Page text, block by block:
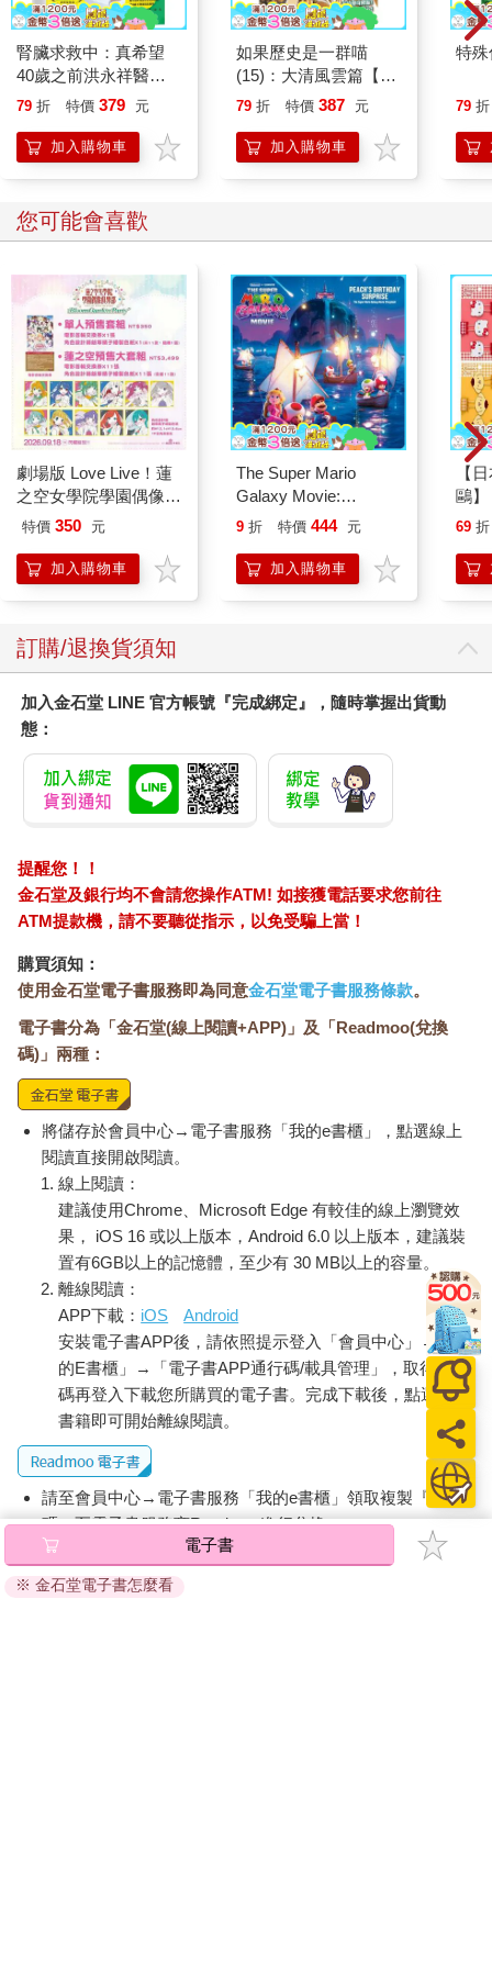
腎臟求救中：真希望
40歲之前洪永祥醫師
就告訴我這些事
79 折 特價 379 元
加入購物車
如果歷史是一群喵
(15)：大清風雲篇【萌
貓漫畫學歷史】
79 折 特價 387 元
加入購物車
特
79 折
您可能會喜歡
劇場版 Love Live！蓮
之空女學院學園偶像俱
樂部 Bloom Garden
特價 350 元
加入購物車
The Super Mario
Galaxy Movie:
Peach`s Birthday
Mario Galaxy Movie
Storybook
9 折 特價 444 元
加入購物車
【
鷗
(8款
企鵝
69 折
訂購/退換貨須知
加入金石堂 LINE 官方帳號『完成綁定』，隨時掌握出貨動
態：
提醒您！！
金石堂及銀行均不會請您操作ATM! 如接獲電話要求您前往
ATM提款機，請不要聽從指示，以免受騙上當！
購買須知：
使用金石堂電子書服務即為同意金石堂電子書服務條款。
電子書分為「金石堂(線上閱讀+APP)」及「Readmoo(兌換
碼)」兩種：
將儲存於會員中心→電子書服務「我的e書櫃」，點選線上
閱讀直接開啟閱讀。
線上閱讀：
建議使用Chrome、Microsoft Edge 有較佳的線上瀏覽效
果， iOS 16 或以上版本，Android 6.0 以上版本，建議裝
置有6GB以上的記憶體，至少有 30 MB以上的容量。
離線閱讀：
APP下載： iOS
Android
安裝電子書APP後，請依照提示登入「會員中心」→「我
的E書櫃」→「電子書APP通行碼/載具管理」，取得通行
碼再登入下載您所購買的電子書。完成下載後，點選任一
書籍即可開始離線閱讀。
請至會員中心→電子書服務「我的e書櫃」領取複製『兌換
碼』至電子書服務商Readmoo進行兌換。
退換貨須知：
因版權保護，您在金石堂所購買的電子書僅能以金石堂專屬
電子書
※ 金石堂電子書怎麼看